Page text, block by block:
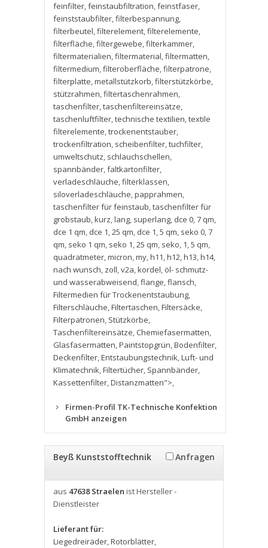
feinfilter,feinstaubfiltration,feinstfaser,
feinststaubfilter,filterbespannung,
filterbeutel,filterelement,filterelemente,
filterfläche,filtergewebe,filterkammer,
filtermaterialien,filtermaterial,filtermatten,
filtermedium,filteroberfläche,filterpatrone,
filterplatte,metallstützkorb,filterstützkörbe,
stützrahmen,filtertaschenrahmen,
taschenfilter,taschenfiltereinsätze,
taschenluftfilter,technische textilien,textile
filterelemente,trockenentstauber,
trockenfiltration, scheibenfilter,tuchfilter,
umweltschutz, schlauchschellen,
spannbänder,faltkartonfilter,
verladeschläuche,filterklassen,
siloverladeschläuche,papprahmen,
taschenfilter für feinstaub,taschenfilter für
grobstaub,kurz,lang, superlang, dce 0,7 qm,
dce 1 qm, dce 1,25 qm, dce 1,5 qm, seko 0,7
qm, seko 1 qm, seko 1,25 qm, seko, 1,5 qm,
quadratmeter,micron,my,h11,h12,h13,h14,
nach wunsch, zoll,v2a,kordel, öl- schmutz-
und wasserabweisend,flange,flansch,
Filtermedien für Trockenentstaubung,
Filterschläuche,Filtertaschen,Filtersäcke,
Filterpatronen, Stützkörbe,
Taschenfiltereinsätze, Chemiefasermatten,
Glasfasermatten,Paintstopgrün,Bodenfilter,
Deckenfilter,Entstaubungstechnik,Luft- und
Klimatechnik,Filtertücher, Spannbänder,
Kassettenfilter,Distanzmatten">,
Firmen-Profil TK-Technische Konfektion
GmbH anzeigen
Beyß Kunststofftechnik Anfragen
aus 47638 Straelen ist Hersteller -
Dienstleister
Lieferant für:
Liegedreiräder,Rotorblätter,